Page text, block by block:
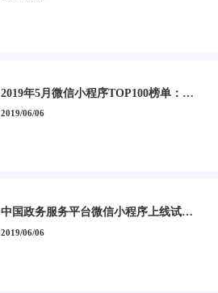
2019/06/06
2019年5月微信小程序TOP100榜单：小
程序多领域改变中国商业格局
2019/06/06
中国政务服务平台微信小程序上线试运
行 开启全国政务服务掌上办